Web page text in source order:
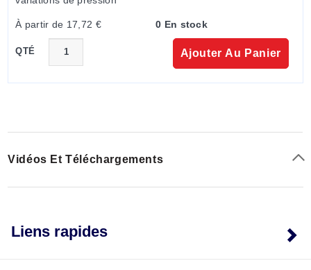
À partir de 17,72 € 0 En stock
QTÉ Ajouter Au Panier
Vidéos Et Téléchargements
Liens rapides